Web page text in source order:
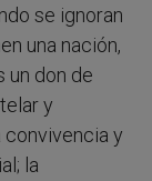
se ignoran
una nación,
un don de
y
convivencia y
la